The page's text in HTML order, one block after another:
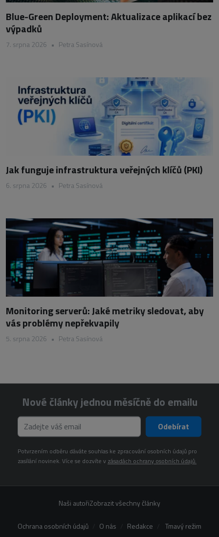
Blue-Green Deployment: Aktualizace aplikací bez
výpadků
7. srpna 2026 • Petra Sasínová
Jak funguje infrastruktura veřejných klíčů (PKI)
6. srpna 2026 • Petra Sasínová
Monitoring serverů: Jaké metriky sledovat, aby
vás problémy nepřekvapily
5. srpna 2026 • Petra Sasínová
Nové články jednou měsíčně do emailu
Odebírat
Potvrzením odběru dáváte souhlas ke zpracování osobních údajů pro
zasílání novinek. Více se dozvíte v zásadách ochrany osobních údajů.
Naši autořiZobrazit všechny články
Ochrana osobních údajů O nás Redakce Tmavý režim